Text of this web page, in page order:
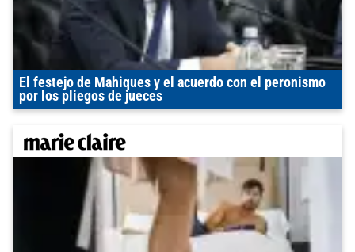
El festejo de Mahiques y el acuerdo con el peronismo
por los pliegos de jueces